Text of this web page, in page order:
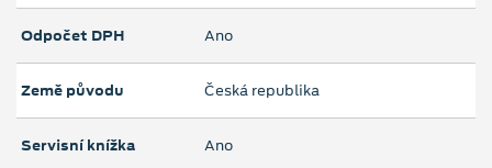
Odpočet DPH Ano
Země původu Česká republika
Servisní knížka Ano